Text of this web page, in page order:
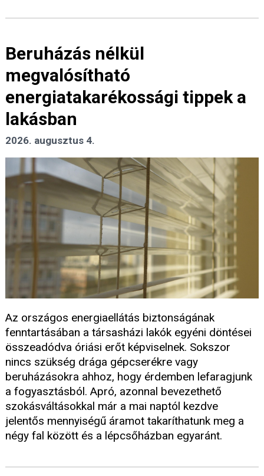
Beruházás nélkül
megvalósítható
energiatakarékossági tippek a
lakásban
2026. augusztus 4.
Az országos energiaellátás biztonságának
fenntartásában a társasházi lakók egyéni döntései
összeadódva óriási erőt képviselnek. Sokszor
nincs szükség drága gépcserékre vagy
beruházásokra ahhoz, hogy érdemben lefaragjunk
a fogyasztásból. Apró, azonnal bevezethető
szokásváltásokkal már a mai naptól kezdve
jelentős mennyiségű áramot takaríthatunk meg a
négy fal között és a lépcsőházban egyaránt.